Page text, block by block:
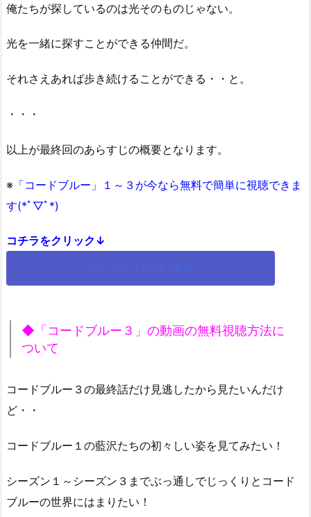
俺たちが探しているのは光そのものじゃない。
光を一緒に探すことができる仲間だ。
それさえあれば歩き続けることができる・・と。
・・・
以上が最終回のあらすじの概要となります。
※ 「コードブルー」１～３が今なら無料で簡単に視聴できま
す(*ﾟ▽ﾟ*)
コチラをクリック↓
コードブルー３を今すぐ見る！
◆「コードブルー３」の動画の無料視聴方法に
ついて
コードブルー３の最終話だけ見逃したから見たいんだけ
ど・・
コードブルー１の藍沢たちの初々しい姿を見てみたい！
シーズン１～シーズン３までぶっ通しでじっくりとコード
ブルーの世界にはまりたい！